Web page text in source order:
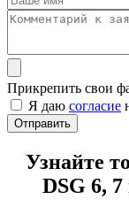
Прикрепить свои
Я даю согласие
Отправить
Узнайте
DSG 6,